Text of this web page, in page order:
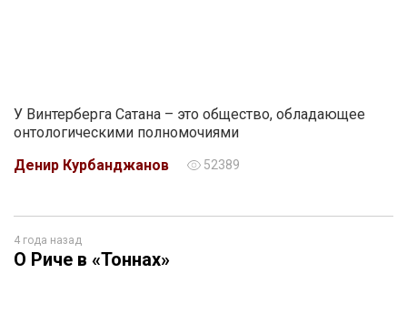
У Винтерберга Сатана – это общество, обладающее
онтологическими полномочиями
Денир Курбанджанов
52389
4 года назад
О Риче в «Тоннах»